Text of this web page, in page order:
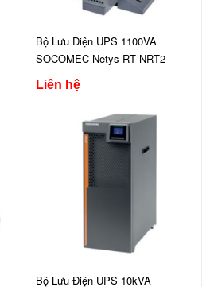
Bộ Lưu Điện UPS 1100VA
SOCOMEC Netys RT NRT2-
U1100
Liên hệ
Bộ Lưu Điện UPS 10kVA